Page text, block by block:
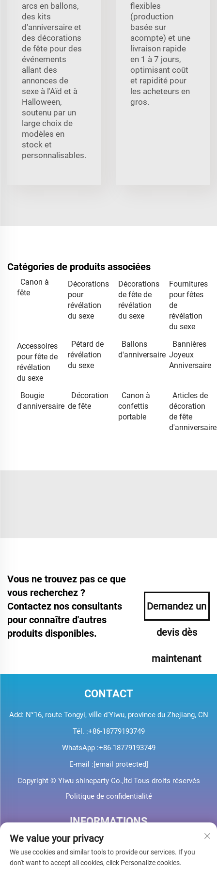
arcs en ballons,
des kits
d'anniversaire et
des décorations
de fête pour des
événements
allant des
annonces de
sexe à l'Aïd et à
Halloween,
soutenu par un
large choix de
modèles en
stock et
personnalisables.
flexibles
(production
basée sur
acompte) et une
livraison rapide
en 1 à 7 jours,
optimisant coût
et rapidité pour
les acheteurs en
gros.
Catégories de produits associées
Canon à
fête
Décorations
pour
révélation
du sexe
Décorations
de fête de
révélation
du sexe
Fournitures
pour fêtes
de
révélation
du sexe
Accessoires
pour fête de
révélation
du sexe
Pétard de
révélation
du sexe
Ballons
d'anniversaire
Bannières
Joyeux
Anniversaire
Bougie
d'anniversaire
Décoration
de fête
Canon à
confettis
portable
Articles de
décoration
de fête
d'anniversaire
Vous ne trouvez pas ce que
vous recherchez ?
Contactez nos consultants
pour connaître d'autres
produits disponibles.
Demandez un
devis dès
maintenant
CONTACT
Add: N°16, route Tongyi, ville d'Yiwu, province du Zhejiang, CN
Tél. :+86-18779193749
WhatsApp :+86-18779193749
E-mail :[email protected]
Copyright © Yiwu shineparty Co.,ltd Tous droits réservés
Politique de confidentialité
INFORMATIONS
Inscrivez-vous pour recevoir notre newsletter hebdomadaire
We value your privacy
We use cookies and similar tools to provide our services. If you
don't want to accept all cookies, click Personalize cookies.